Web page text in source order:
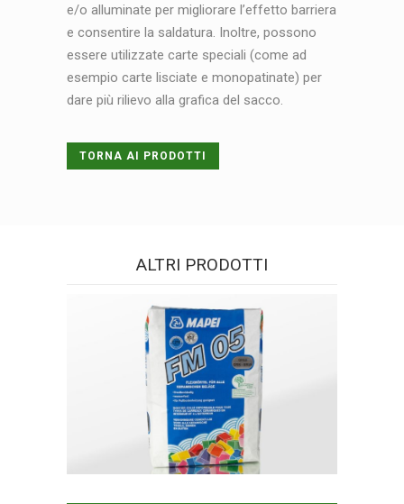
e/o alluminate per migliorare l’effetto barriera
e consentire la saldatura. Inoltre, possono
essere utilizzate carte speciali (come ad
esempio carte lisciate e monopatinate) per
dare più rilievo alla grafica del sacco.
TORNA AI PRODOTTI
ALTRI PRODOTTI